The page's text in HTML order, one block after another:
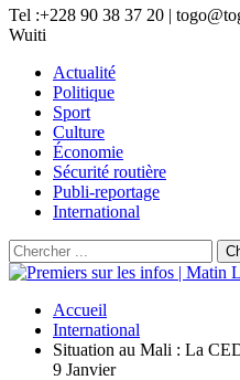
Tel :+228 90 38 37 20 |
Wuiti
Actualité
Politique
Sport
Culture
Économie
Sécurité routière
Publi-reportage
International
Accueil
International
Situation au Mali : La
9 Janvier